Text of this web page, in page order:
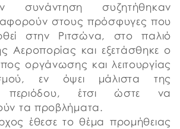
συνάντηση συζητήθηκαν
στους πρόσφυγες που
στην Ριτσώνα, στο παλιό
Αεροπορίας και εξετάσθηκε ο
οργάνωσης και λειτουργίας
εν όψει μάλιστα της
περιόδου, έτσι ώστε να
τα προβλήματα.
έθεσε το θέμα προμήθειας